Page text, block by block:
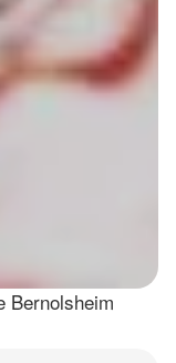
Bernolsheim